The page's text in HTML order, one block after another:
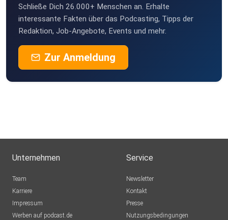
Schließe Dich 26.000+ Menschen an. Erhalte
interessante Fakten über das Podcasting, Tipps der
Redaktion, Job-Angebote, Events und mehr.
Zur Anmeldung
Unternehmen
Team
Karriere
Impressum
Werben auf podcast.de
Service
Newsletter
Kontakt
Presse
Nutzungsbedingungen